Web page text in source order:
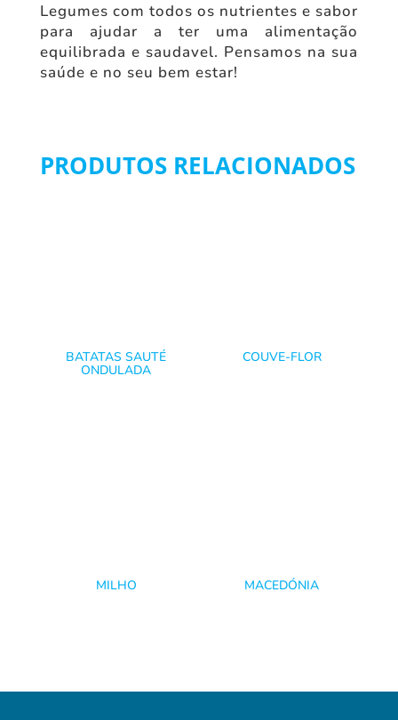
Legumes com todos os nutrientes e sabor
para ajudar a ter uma alimentação
equilibrada e saudavel. Pensamos na sua
saúde e no seu bem estar!
PRODUTOS RELACIONADOS
BATATAS SAUTÉ
ONDULADA
COUVE-FLOR
MILHO MACEDÓNIA